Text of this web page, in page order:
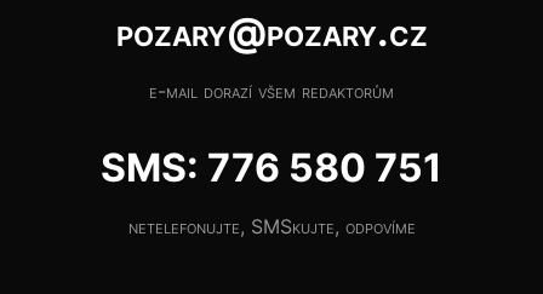
pozary@pozary.cz
e-mail dorazí všem redaktorům
SMS: 776 580 751
netelefonujte, SMSkujte, odpovíme